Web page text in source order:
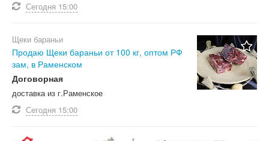
Сегодня 15:00
Щеки бараньи
Продаю Щеки бараньи от 100 кг, оптом РФ
зам, в Раменском
Договорная
доставка из г.Раменское
Сегодня 15:00